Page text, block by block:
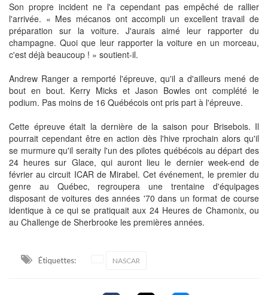
Son propre incident ne l'a cependant pas empêché de rallier
l'arrivée. « Mes mécanos ont accompli un excellent travail de
préparation sur la voiture. J'aurais aimé leur rapporter du
champagne. Quoi que leur rapporter la voiture en un morceau,
c'est déjà beaucoup ! » soutient-il.
Andrew Ranger a remporté l'épreuve, qu'il a d'ailleurs mené de
bout en bout. Kerry Micks et Jason Bowles ont complété le
podium. Pas moins de 16 Québécois ont pris part à l'épreuve.
Cette épreuve était la dernière de la saison pour Brisebois. Il
pourrait cependant être en action dès l'hive rprochain alors qu'il
se murmure qu'il seraity l'un des pilotes québécois au départ des
24 heures sur Glace, qui auront lieu le dernier week-end de
février au circuit ICAR de Mirabel. Cet événement, le premier du
genre au Québec, regroupera une trentaine d'équipages
disposant de voitures des années '70 dans un format de course
identique à ce qui se pratiquait aux 24 Heures de Chamonix, ou
au Challenge de Sherbrooke les premières années.
Étiquettes: NASCAR